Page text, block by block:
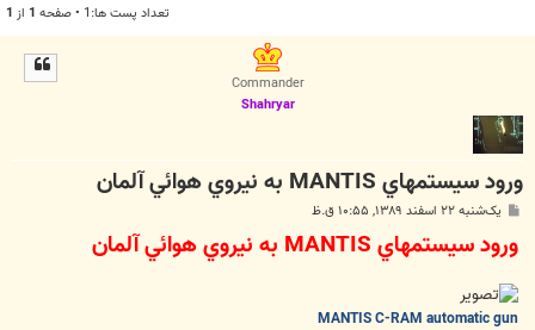
تعداد پست ها:1 • صفحه 1 از 1
Commander
Shahryar
ورود سيستمهاي MANTIS به نيروي هوائي آلمان
ت
یک‌شنبه ۲۲ اسفند ۱۳۸۹, ۱۰:۵۵ ق.ظ
ورود سيستمهاي MANTIS به نيروي هوائي آلمان
MANTIS C-RAM automatic gun